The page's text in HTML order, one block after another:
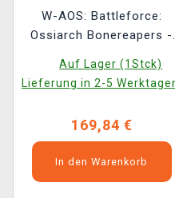
W-AOS: Battleforce:
Ossiarch Bonereapers -
Figuren)
Auf Lager (1Stck)
Lieferung in 2-5
169,84 €
In den Warenkorb